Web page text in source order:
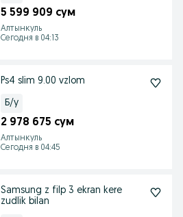
5 599 909 сум
Алтынкуль
Сегодня в 04:13
Ps4 slim 9.00 vzlom
Б/у
2 978 675 сум
Алтынкуль
Сегодня в 04:45
Samsung z filp 3 ekran kere
zudlik bilan